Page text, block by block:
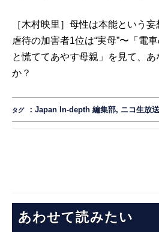
［木村映里］母性は本能という
虐待の加害者1位は“実母”〜「電
と慌ててあやす母親」を見て、
か？
タグ ：Japan In-depth 編集部, ニコ生放送
あわせて読みたい